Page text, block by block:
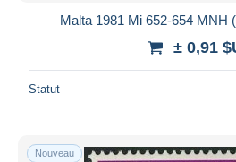
Malta 1981 Mi 652-654 MNH
± 0,91
Statut
Nouveau